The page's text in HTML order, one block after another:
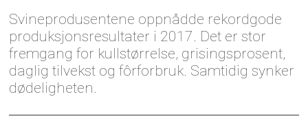
Svineprodusentene oppnådde rekordgode
produksjonsresultater i 2017. Det er stor
fremgang for kullstørrelse, grisingsprosent,
daglig tilvekst og fôrforbruk. Samtidig synker
dødeligheten.